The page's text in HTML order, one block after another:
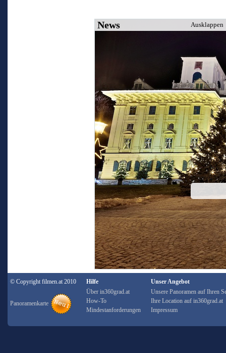
News Ausklappen
© Copyright filmen.at 2010
Panoramenkarte
Hilfe
Über in360grad.at
How-To
Mindestanforderungen
Unser Angebot
Unsere Panoramen auf Ihren
Ihre Location auf in360grad.at
Impressum